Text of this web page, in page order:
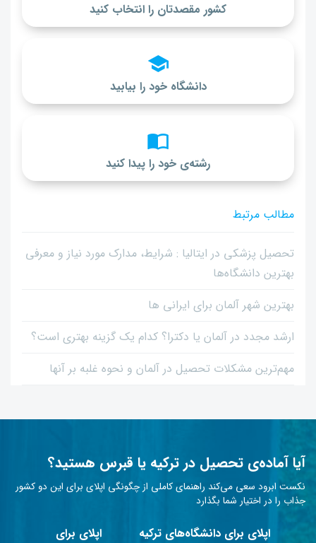
کشور مقصدتان را انتخاب کنید
دانشگاه خود را بیابید
رشته‌ی خود را پیدا کنید
مطالب مرتبط
تحصیل پزشکی در ایتالیا : شرایط، مدارک مورد نیاز و معرفی
بهترین دانشگاه‌ها
بهترین شهر آلمان برای ایرانی ها
ارشد مجدد در آلمان یا دکترا؟ کدام یک گزینه بهتری است؟
مهم‌ترین مشکلات تحصیل در آلمان و نحوه غلبه بر آنها
آیا آماده‌ی تحصیل در ترکیه یا قبرس هستید؟
نکست ابرود سعی می‌کند راهنمای کاملی از چگونگی اپلای برای این دو کشور
جذاب را در اختیار شما بگذارد
اپلای برای دانشگاه‌های ترکیه
اپلای برای